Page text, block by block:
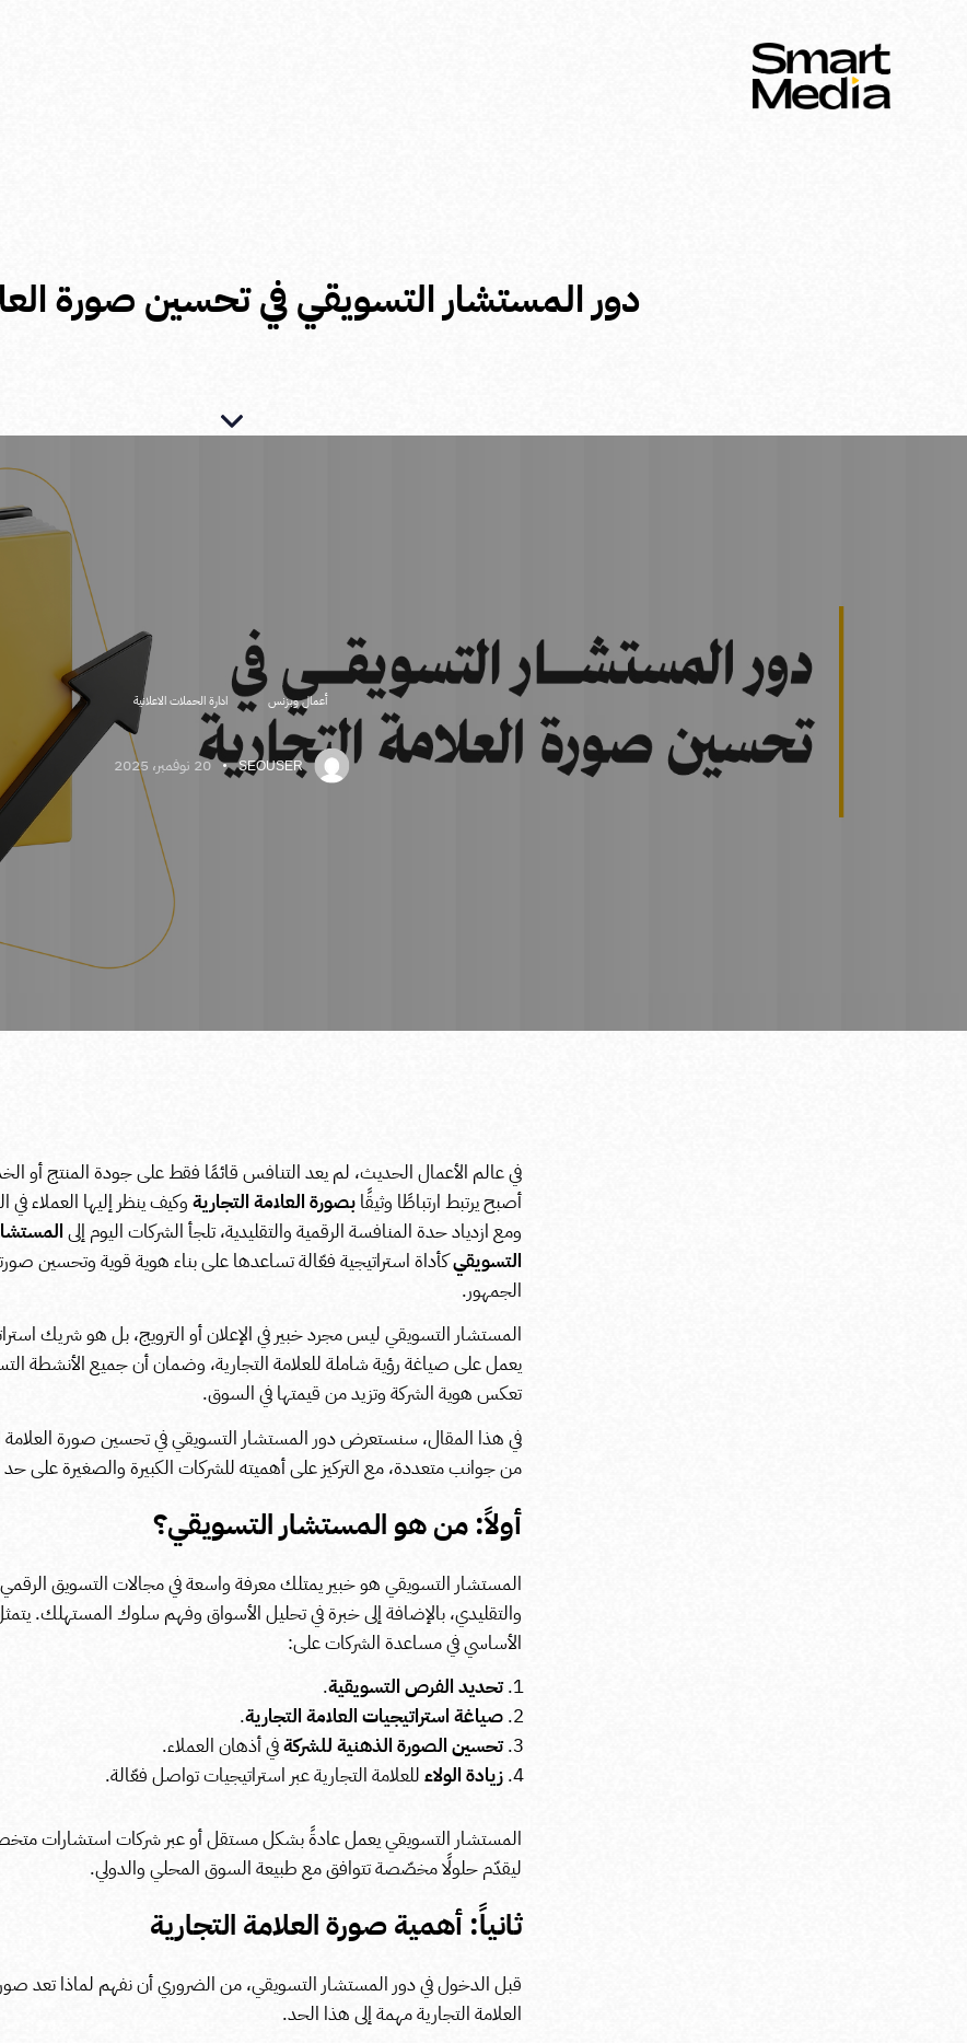
دور المستشار التسويقي في تحسين صورة
أعمال وبزنس ادارة الحملات الاعلانية
SEOUSER 20 نوفمبر، 2025
في عالم الأعمال الحديث، لم يعد التنافس قائمًا فقط على جودة المنتج أو
أصبح يرتبط ارتباطًا وثيقًا بصورة العلامة التجاريةوكيف ينظر إليها العملاء
ومع ازدياد حدة المنافسة الرقمية والتقليدية، تلجأ الشركات اليوم إلى
التسويقيكأداة استراتيجية فعّالة تساعدها على بناء هوية قوية وتحسين
الجمهور.
المستشار التسويقي ليس مجرد خبير في الإعلان أو الترويج، بل هو شريك
يعمل على صياغة رؤية شاملة للعلامة التجارية، وضمان أن جميع الأنشطة
تعكس هوية الشركة وتزيد من قيمتها في السوق.
في هذا المقال، سنستعرض دور المستشار التسويقي في تحسين صورة العلامة
من جوانب متعددة، مع التركيز على أهميته للشركات الكبيرة والصغيرة على
أولاً: من هو المستشار التسويقي؟
المستشار التسويقي هو خبير يمتلك معرفة واسعة في مجالات التسويق الرقمي
والتقليدي، بالإضافة إلى خبرة في تحليل الأسواق وفهم سلوك المستهلك.
الأساسي في مساعدة الشركات على:
تحديد الفرص التسويقية.
صياغة استراتيجيات العلامة التجارية.
تحسين الصورة الذهنية للشركةفي أذهان العملاء.
زيادة الولاءللعلامة التجارية عبر استراتيجيات تواصل فعّالة.
المستشار التسويقي يعمل عادةً بشكل مستقل أو عبر شركات استشارات
ليقدّم حلولًا مخصّصة تتوافق مع طبيعة السوق المحلي والدولي.
ثانياً: أهمية صورة العلامة التجارية
قبل الدخول في دور المستشار التسويقي، من الضروري أن نفهم لماذا تعد
العلامة التجارية مهمة إلى هذا الحد.